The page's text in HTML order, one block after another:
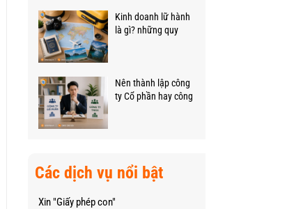
Kinh doanh lữ hành
là gì? những quy
Nên thành lập công
ty Cổ phần hay công
Các dịch vụ nổi bật
Xin "Giấy phép con"